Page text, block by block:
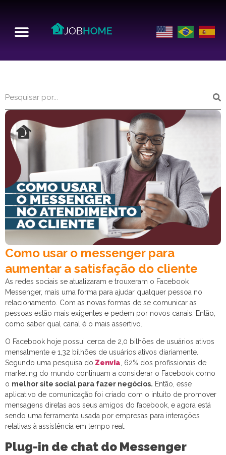
Como usar o messenger para
aumentar a satisfação do cliente
As redes sociais se atualizaram e trouxeram o Facebook
Messenger, mais uma forma para ajudar qualquer pessoa no
relacionamento. Com as novas formas de se comunicar as
pessoas estão mais exigentes e pedem por novos canais. Então,
como saber qual canal é o mais assertivo.
O Facebook hoje possui cerca de 2,0 bilhões de usuários ativos
mensalmente e 1,32 bilhões de usuários ativos diariamente.
Segundo uma pesquisa do Zenvia , 62% dos profissionais de
marketing do mundo continuam a considerar o Facebook como
o melhor site social para fazer negócios. Então, esse
aplicativo de comunicação foi criado com o intuito de promover
mensagens diretas aos seus amigos do facebook, e agora está
sendo uma ferramenta usada por empresas para interações
relativas à assistência em tempo real.
Plug-in de chat do Messenger